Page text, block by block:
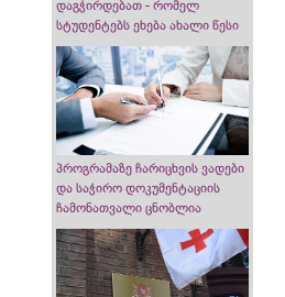
დაგჭირდებათ - რომელ
სტუდენტებს ეხება ახალი წესი
პროგრამაზე ჩარიცხვის ვადები
და საჭირო დოკუმენტაციის
ჩამონათვალი ცნობლია